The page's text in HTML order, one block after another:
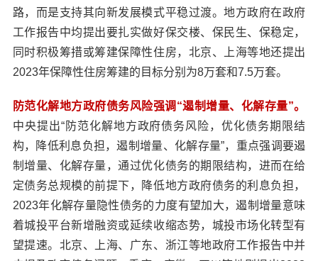
路，而是支持其向新发展模式平稳过渡。地方政府在政府
工作报告中均提出要扎实做好保交楼、保民生、保稳定，
同时积极筹措或筹建保障性住房，北京、上海等地还提出
2023年保障性住房筹建的目标分别为8万套和7.5万套。
防范化解地方政府债务风险强调“遏制增量、化解存量”。
中央提出“防范化解地方政府债务风险，优化债务期限结
构，降低利息负担，遏制增量、化解存量”，重点强调要遏
制增量、化解存量，通过优化债务的期限结构，进而在给
定债务总规模的前提下，降低地方政府债务的利息负担，
2023年化解存量隐性债务的力度有望加大，遏制增量意味
着城投平台新增融资或延续收缩态势，城投市场化转型有
望提速。北京、上海、广东、浙江等地政府工作报告中并